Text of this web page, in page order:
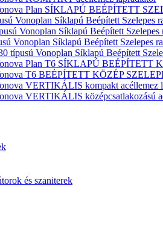
Plan SÍKLAPÚ BEÉPÍTETT
Vonoplan Síklapú Beépített Szelepes
Vonoplan Síklapú Beépített Szelepes
Vonoplan Síklapú Beépített Szelepes
típusú Vonoplan Síklapú Beépített
Plan T6 SÍKLAPÚ BEÉPÍTETT
T6 BEÉPÍTETT KÖZÉP
VERTIKÁLIS kompakt acéllemez
VERTIKÁLIS középcsatlakozású
és szaniterek